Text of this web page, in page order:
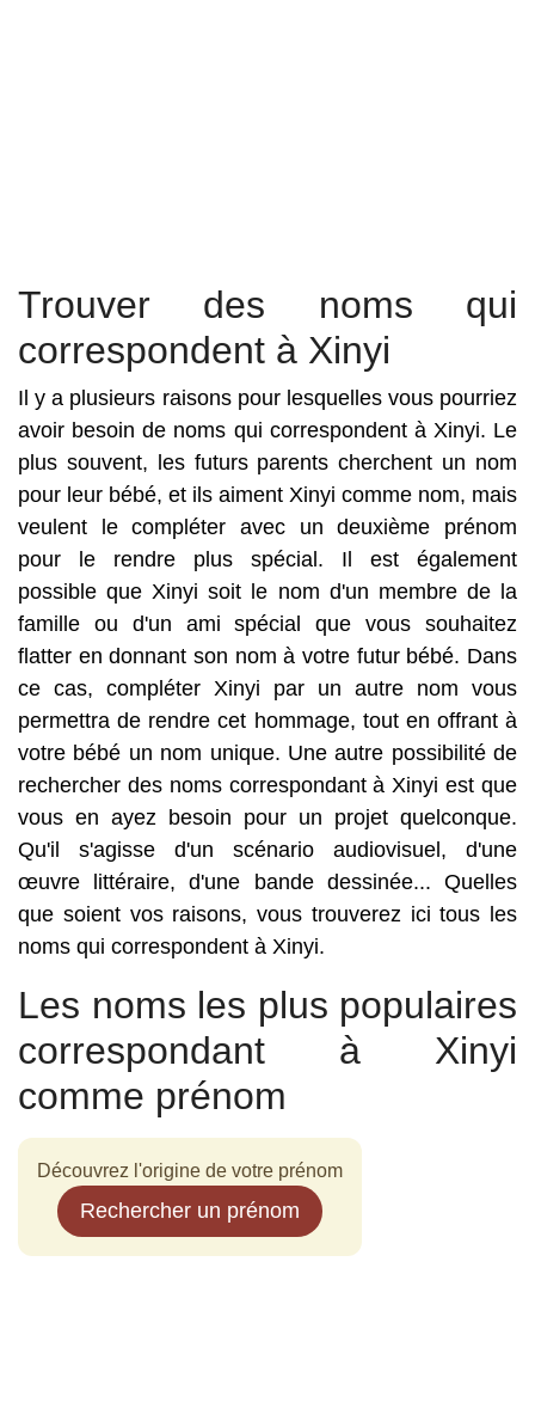
Trouver des noms qui
correspondent à Xinyi
Il y a plusieurs raisons pour lesquelles vous pourriez
avoir besoin de noms qui correspondent à Xinyi. Le
plus souvent, les futurs parents cherchent un nom
pour leur bébé, et ils aiment Xinyi comme nom, mais
veulent le compléter avec un deuxième prénom
pour le rendre plus spécial. Il est également
possible que Xinyi soit le nom d'un membre de la
famille ou d'un ami spécial que vous souhaitez
flatter en donnant son nom à votre futur bébé. Dans
ce cas, compléter Xinyi par un autre nom vous
permettra de rendre cet hommage, tout en offrant à
votre bébé un nom unique. Une autre possibilité de
rechercher des noms correspondant à Xinyi est que
vous en ayez besoin pour un projet quelconque.
Qu'il s'agisse d'un scénario audiovisuel, d'une
œuvre littéraire, d'une bande dessinée... Quelles
que soient vos raisons, vous trouverez ici tous les
noms qui correspondent à Xinyi.
Les noms les plus populaires
correspondant à Xinyi
comme prénom
Découvrez l'origine de votre prénom
Rechercher un prénom